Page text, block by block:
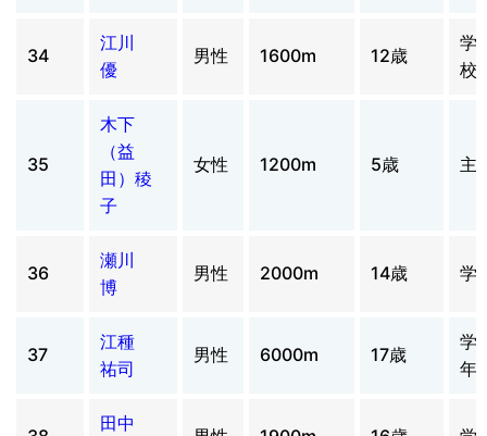
34
江川
優
男性 1600m 12歳
学
校
35
木下
（益
田）稜
子
女性 1200m 5歳 主
36
瀬川
博
男性 2000m 14歳 学
37
江種
祐司
男性 6000m 17歳
学
年
田中